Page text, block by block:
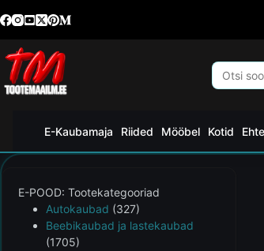
E-Kaubamaja Riided Mööbel Kotid
E-POOD: Tootekategooriad
Autokaubad (327)
Beebikaubad ja lastekaubad
(1705)